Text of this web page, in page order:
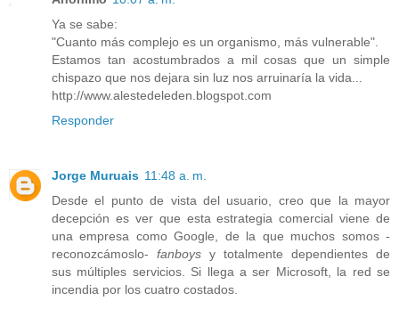
Ya se sabe:
"Cuanto más complejo es un organismo, más vulnerable".
Estamos tan acostumbrados a mil cosas que un simple
chispazo que nos dejara sin luz nos arruinaría la vida...
http://www.alestedeleden.blogspot.com
Responder
Jorge Muruais 11:48 a. m.
Desde el punto de vista del usuario, creo que la mayor
decepción es ver que esta estrategia comercial viene de
una empresa como Google, de la que muchos somos -
reconozcámoslo- fanboys y totalmente dependientes de
sus múltiples servicios. Si llega a ser Microsoft, la red se
incendia por los cuatro costados.